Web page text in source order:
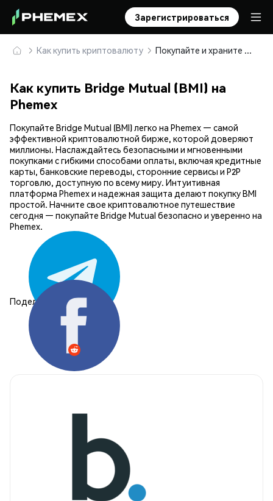
Зарегистрироваться
Как купить криптовалюту Покупайте и храните Bridge Mutual (BMI) безопасно
Как купить Bridge Mutual (BMI) на
Phemex
Покупайте Bridge Mutual (BMI) легко на Phemex — самой
эффективной криптовалютной бирже, которой доверяют
миллионы. Наслаждайтесь безопасными и мгновенными
покупками с гибкими способами оплаты, включая кредитные
карты, банковские переводы, сторонние сервисы и P2P
торговлю, доступную по всему миру. Интуитивная
платформа Phemex и надежная защита делают покупку BMI
простой. Начните свое криптовалютное путешествие
сегодня — покупайте Bridge Mutual безопасно и уверенно на
Phemex.
Поделиться: